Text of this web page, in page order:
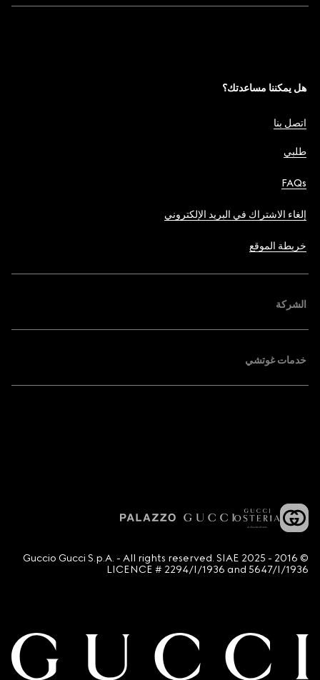
هل يمكننا مساعدتك؟
اتصل بنا
طلبي
FAQs
إلغاء الاشتراك في البريد الإلكتروني
خريطة الموقع
الشركة
خدمات غوتشي
© 2016 - 2025 Guccio Gucci S.p.A. - All rights reserved. SIAE
LICENCE # 2294/I/1936 and 5647/I/1936